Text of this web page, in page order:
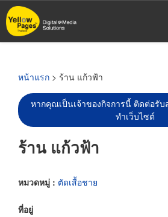
ข้าม
ไป
หน้าแรก > ร้าน แก้วฟ้า
หากคุณเป็นเจ้าของกิจการนี้ ติดต่อรับ
ทำเว็บไซต์
ร้าน แก้วฟ้า
หมวดหมู่ : ตัดเสื้อชาย
ที่อยู่